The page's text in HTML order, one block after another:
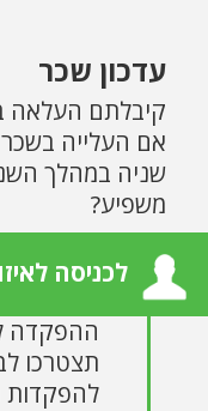
לכניסה
עדכון שכר
קיבלתם העלאה
שניה במהלך
משפיע?
חיסכון
ההפקדה
תצטרכו
להפקדות